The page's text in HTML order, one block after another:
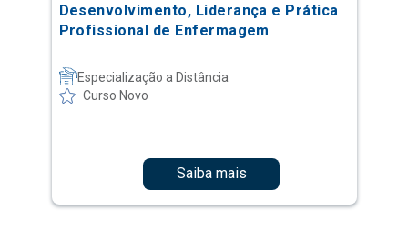
Desenvolvimento, Liderança e Prática
Profissional de Enfermagem
Especialização a Distância
Curso Novo
Saiba mais